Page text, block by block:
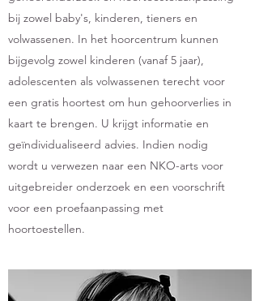
bij zowel baby's, kinderen, tieners en
volwassenen. In het hoorcentrum kunnen
bijgevolg zowel kinderen (vanaf 5 jaar),
adolescenten als volwassenen terecht voor
een gratis hoortest om hun gehoorverlies in
kaart te brengen. U krijgt informatie en
geïndividualiseerd advies. Indien nodig
wordt u verwezen naar een NKO-arts voor
uitgebreider onderzoek en een voorschrift
voor een proefaanpassing met
hoortoestellen.